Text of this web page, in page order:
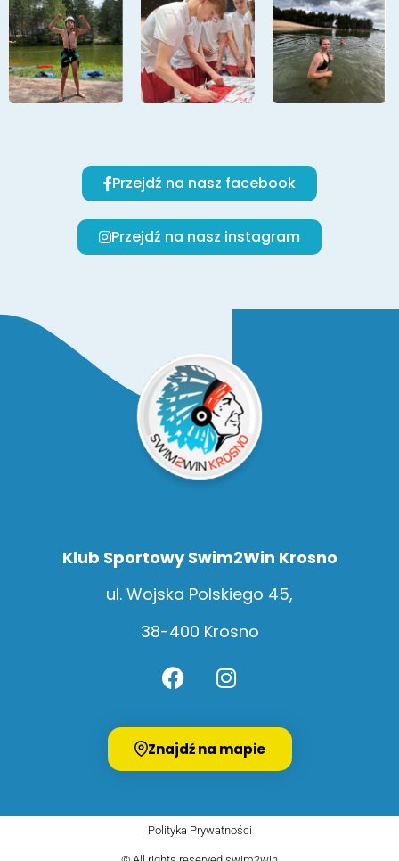
Przejdź na nasz facebook
Przejdź na nasz instagram
Klub Sportowy Swim2Win Krosno
ul. Wojska Polskiego 45,
38-400 Krosno
Znajdź na mapie
Polityka Prywatności